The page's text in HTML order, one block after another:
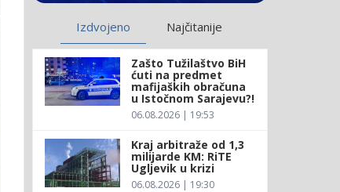
Izdvojeno Najčitanije
Zašto Tužilaštvo BiH
ćuti na predmet
mafijaških obračuna
u Istočnom Sarajevu?!
06.08.2026 | 19:53
Kraj arbitraže od 1,3
milijarde KM: RiTE
Ugljevik u krizi
06.08.2026 | 19:30